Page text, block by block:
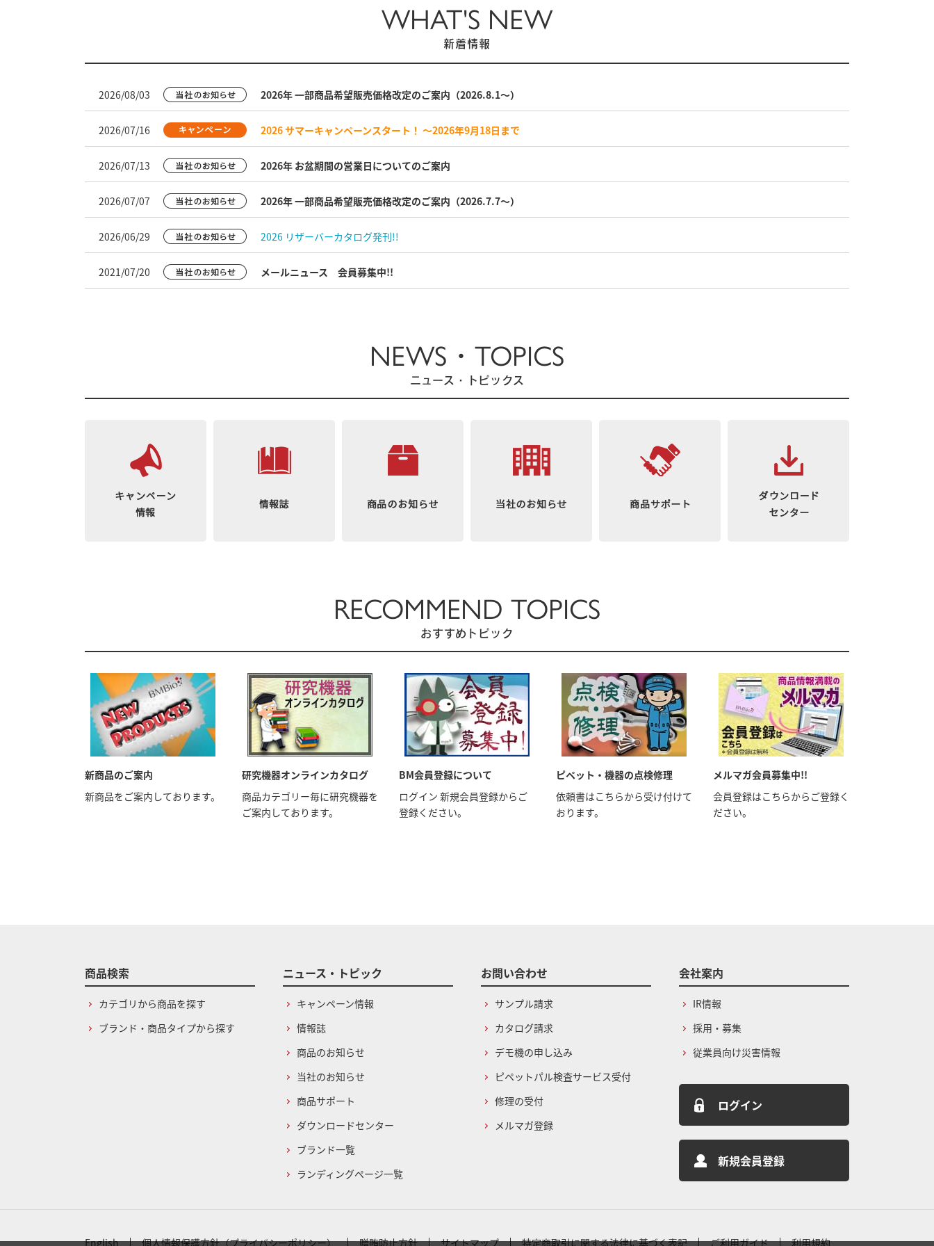
WHAT'S NEW
新着情報
2026/08/03 2026年 一部商品希望販売価格改定のご案内（2026.8.1～）
2026/07/16 2026 サマーキャンペーンスタート！ ～2026年9月18日まで
2026/07/13 2026年 お盆期間の営業日についてのご案内
2026/07/07 2026年 一部商品希望販売価格改定のご案内（2026.7.7～）
2026/06/29 2026 リザーバーカタログ発刊!!
2021/07/20 メールニュース 会員募集中!!
NEWS・TOPICS
ニュース・トピックス
RECOMMEND TOPICS
おすすめトピック
新商品のご案内
新商品をご案内しております。
研究機器オンラインカタログ
商品カテゴリー毎に研究機器を
ご案内しております。
BM会員登録について
ログイン 新規会員登録からご
登録ください。
ピペット・機器の点検修理
依頼書はこちらから受け付けて
おります。
メルマガ会員募集中!!
会員登録はこちらからご登録く
ださい。
商品検索
カテゴリから商品を探す
ブランド・商品タイプから探す
ニュース・トピック
キャンペーン情報
情報誌
商品のお知らせ
当社のお知らせ
商品サポート
ダウンロードセンター
ブランド一覧
ランディングページ一覧
お問い合わせ
サンプル請求
カタログ請求
デモ機の申し込み
ピペットパル検査サービス受付
修理の受付
メルマガ登録
会社案内
IR情報
採用・募集
従業員向け災害情報
ログイン
新規会員登録
English 個人情報保護方針（プライバシーポリシー） 贈賄防止方針 サイトマップ 特定商取引に関する法律に基づく表記 ご利用ガイド 利用規約